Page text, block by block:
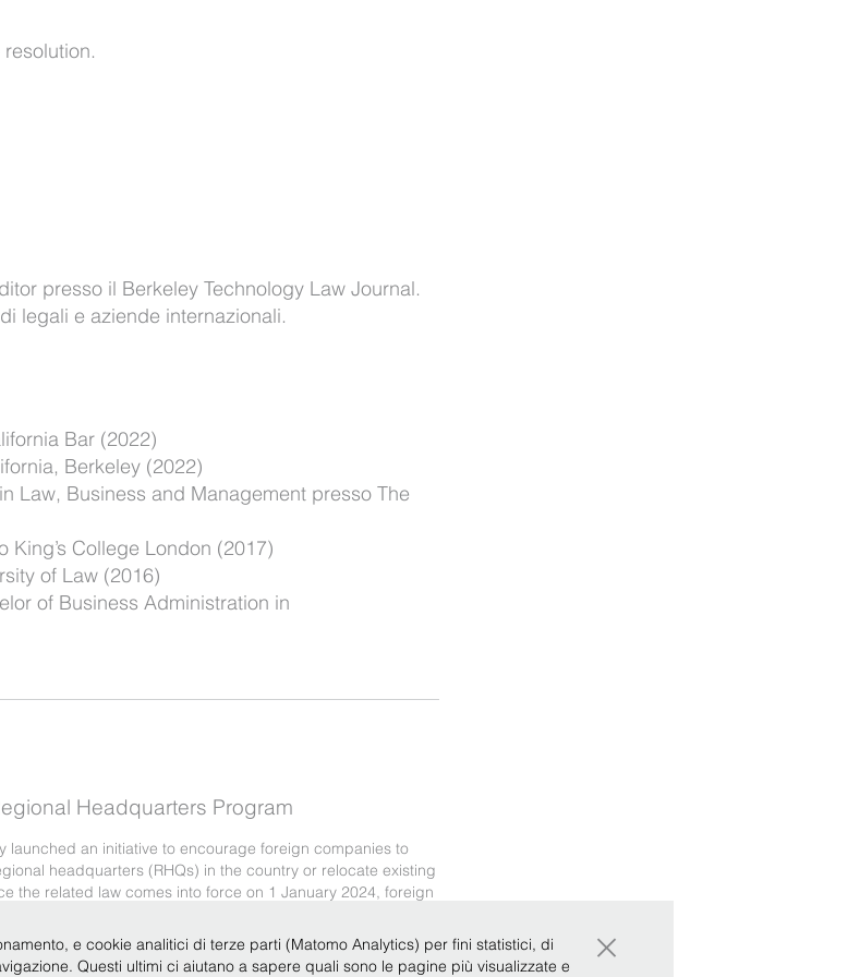
presso il Berkeley Technology Law Journal.
legali e aziende internazionali.
Bar (2022)
Berkeley (2022)
Law, Business and Management presso The
College London (2017)
of Law (2016)
of Business Administration in
Headquarters Program
launched an initiative to encourage foreign companies to
headquarters (RHQs) in the country or relocate existing
the related law comes into force on 1 January 2024, foreign
e cookie analitici di terze parti (Matomo Analytics) per fini statistici, di
Questi ultimi ci aiutano a sapere quali sono le pagine più visualizzate e
×